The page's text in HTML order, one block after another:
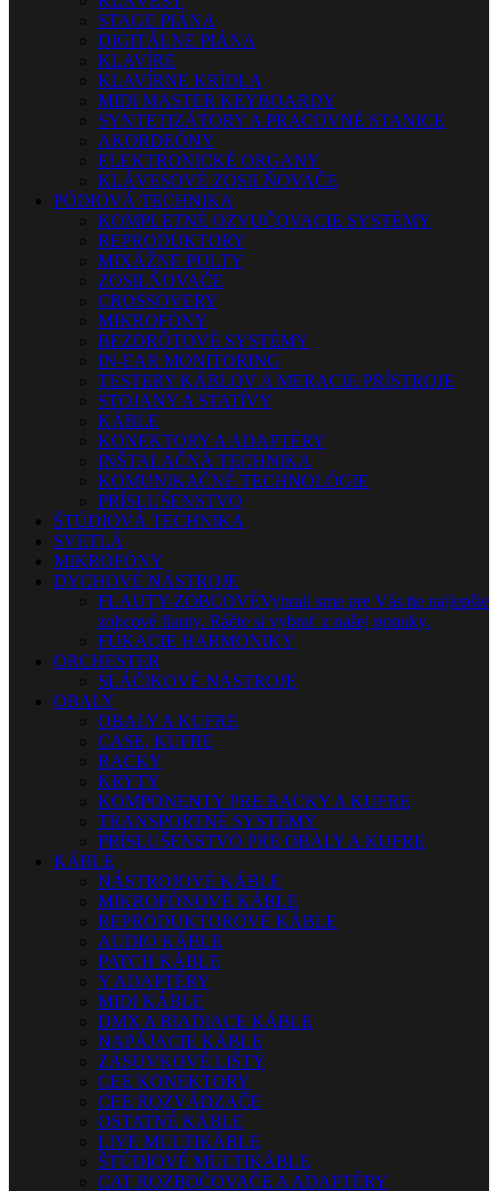
STAGE PIÁNA
DIGITÁLNE PIÁNA
KLAVÍRE
KLAVÍRNE KRÍDLA
MIDI MASTER KEYBOARDY
SYNTETIZÁTORY A PRACOVNÉ STANICE
AKORDEÓNY
ELEKTRONICKÉ ORGANY
KLÁVESOVÉ ZOSILŇOVAČE
PÓDIOVÁ TECHNIKA
KOMPLETNÉ OZVUČOVACIE SYSTÉMY
REPRODUKTORY
MIXÁŽNE PULTY
ZOSILŇOVAČE
CROSSOVERY
MIKROFÓNY
BEZDRÔTOVÉ SYSTÉMY
IN-EAR MONITORING
TESTERY KÁBLOV A MERACIE PRÍSTROJE
STOJANY A STATÍVY
KÁBLE
KONEKTORY A ADAPTÉRY
INŠTALAČNÁ TECHNIKA
KOMUNIKAČNÉ TECHNOLÓGIE
PRÍSLUŠENSTVO
ŠTÚDIOVÁ TECHNIKA
SVETLÁ
MIKROFÓNY
DYCHOVÉ NÁSTROJE
FLAUTY-ZOBCOVÉVybrali sme pre Vás tie najlepšie
zobcové flauty. Ráčte si vybrať z našej ponuky.
FÚKACIE HARMONIKY
ORCHESTER
SLÁČIKOVÉ NÁSTROJE
OBALY
OBALY A KUFRE
CASE, KUFRE
RACKY
KRYTY
KOMPONENTY PRE RACKY A KUFRE
TRANSPORTNÉ SYSTÉMY
PRÍSLUŠENSTVO PRE OBALY A KUFRE
KÁBLE
NÁSTROJOVÉ KÁBLE
MIKROFÓNOVÉ KÁBLE
REPRODUKTOROVÉ KÁBLE
AUDIO KÁBLE
PATCH KÁBLE
Y ADAPTÉRY
MIDI KÁBLE
DMX A RIADIACE KÁBLE
NAPÁJACIE KÁBLE
ZÁSUVKOVÉ LIŠTY
CEE KONEKTORY
CEE ROZVÁDZAČE
OSTATNÉ KÁBLE
LIVE MULTIKÁBLE
ŠTÚDIOVÉ MULTIKÁBLE
CAT ROZBOČOVAČE A ADAPTÉRY